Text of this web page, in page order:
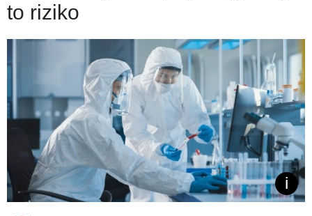
to riziko